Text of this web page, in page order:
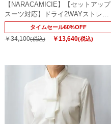
【NARACAMICIE】【セットアップ
スーツ対応】ドライ2WAYストレッ
チスタンドジャケット
タイムセール60%OFF
￥34,100(税込) ￥13,640(税込)